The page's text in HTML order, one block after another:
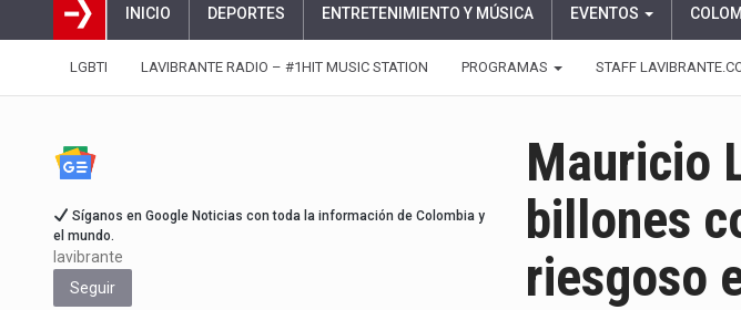
INICIO DEPORTES ENTRETENIMIENTO Y MÚSICA EVENTOS
LGBTI LAVIBRANTE RADIO – #1HIT MUSIC STATION PROGRAMAS STAFF
Mauricio
billones
riesgoso
Síganos en Google Noticias con toda la información de Colombia y
el mundo.
lavibrante
Seguir